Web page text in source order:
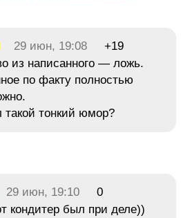
29 июн, 19:08
+19
из написанного — ложь.
по факту полностью
тонкий юмор?
29 июн, 19:10
0
кондитер был при деле))